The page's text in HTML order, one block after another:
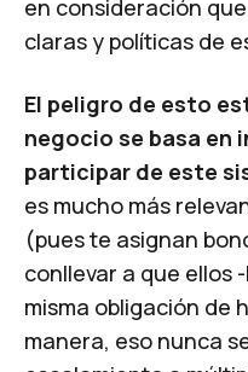
en consideración
claras y políticas de
El peligro de esto
negocio se basa en
participar de este
es mucho más
(pues te asignan
conllevar a que ellos
misma obligación de
manera, eso nunca